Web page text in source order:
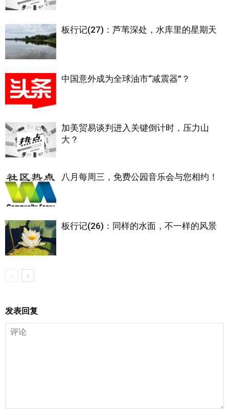
板行记(27)：芦苇深处，水库里的星期天
中国意外成为全球油市“减震器”？
加美贸易谈判进入关键倒计时，压力山
大？
八月每周三，免费公园音乐会与您相约！
板行记(26)：同样的水面，不一样的风景
发表回复